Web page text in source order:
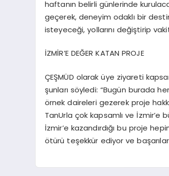
haftanın belirli günlerinde
geçerek, deneyim odaklı bir
isteyeceği, yollarını değiştirip
İZMİR’E DEĞER KATAN PROJE
ÇEŞMÜD olarak üye ziyareti
şunları söyledi: “Bugün burada
örnek daireleri gezerek proje
TanUrla çok kapsamlı ve İzmir’e
İzmir’e kazandırdığı bu proje
ötürü teşekkür ediyor ve